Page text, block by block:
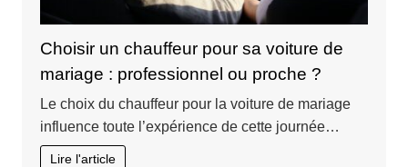
Choisir un chauffeur pour sa voiture de
mariage : professionnel ou proche ?
Le choix du chauffeur pour la voiture de mariage
influence toute l’expérience de cette journée…
Lire l'article